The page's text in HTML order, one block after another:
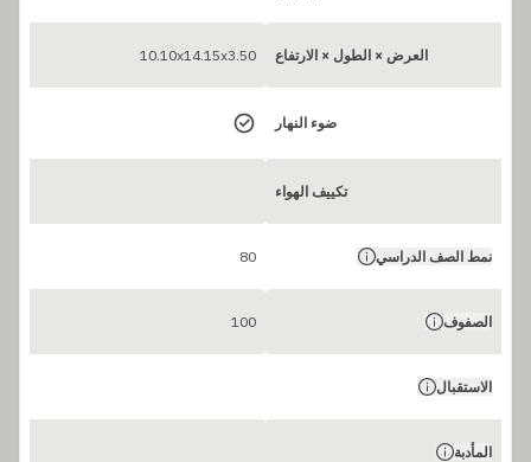
العرض × الطول × الارتفاع 10.10x14.15x3.50
ضوء النهار
تكييف الهواء
نمط الصف الدراسي 80
الصفوف 100
الاستقبال
المأدبة